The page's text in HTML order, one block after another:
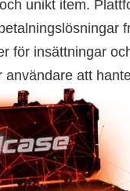
unikt item.
för insättningar
användare att